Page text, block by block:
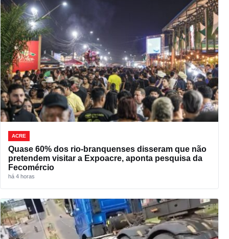
ACRE
Quase 60% dos rio-branquenses disseram que não
pretendem visitar a Expoacre, aponta pesquisa da
Fecomércio
há 4 horas